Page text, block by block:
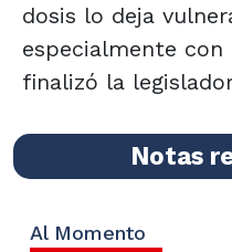
dosis lo deja
especialmente con
finalizó la
Notas
Al Momento